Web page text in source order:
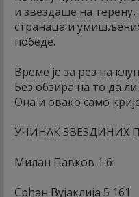
и звездаше на
странаца и
победе.
Време је за рез на
Без обзира на то да
Она и овако само
УЧИНАК ЗВЕЗДИНИХ
Милан Павков 1 6
Срђан Вујаклија 5 161